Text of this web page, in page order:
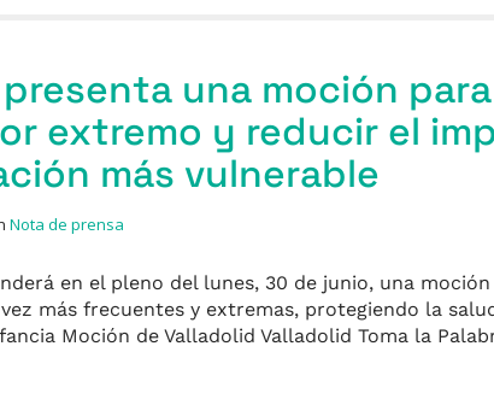
presenta una moción
extremo y reducir el
más vulnerable
Nota de prensa
en el pleno del lunes, 30 de junio, una
más frecuentes y extremas, protegiendo la
Moción de Valladolid Valladolid Toma la